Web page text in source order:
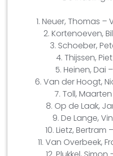
1. Neuer, Thomas –
2. Kortenoeven,
3. Schoeber,
4. Thijssen,
5. Heinen, Dai
6. Van der Hoogt,
7. Toll,
8. Op de Laak,
9. De Lange,
10. Lietz, Bertram
11. Van Overbeek,